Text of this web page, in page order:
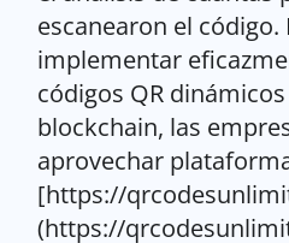
escanearon el código.
implementar
códigos QR
blockchain, las
aprovechar
[https://
(https://